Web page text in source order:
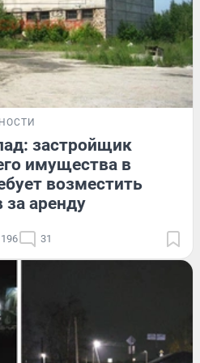
застройщик
имущества в
возместить
аренду
31